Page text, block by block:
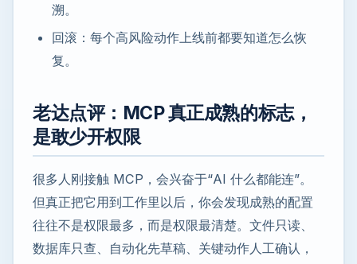
溯。
回滚：每个高风险动作上线前都要知道怎么恢
复。
老达点评：MCP 真正成熟的标志，
是敢少开权限
很多人刚接触 MCP，会兴奋于“AI 什么都能连”。
但真正把它用到工作里以后，你会发现成熟的配置
往往不是权限最多，而是权限最清楚。文件只读、
数据库只查、自动化先草稿、关键动作人工确认，